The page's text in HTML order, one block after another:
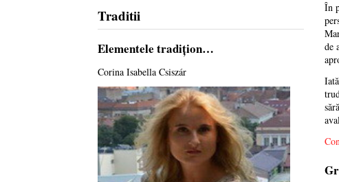
Traditii
Elementele tradiţion…
Corina Isabella Csiszár
În
de